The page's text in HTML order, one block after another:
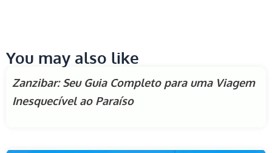
You may also like
Zanzibar: Seu Guia Completo para uma Viagem
Inesquecível ao Paraíso